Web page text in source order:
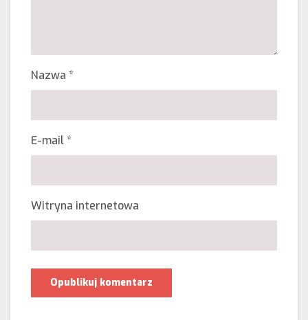
Nazwa *
E-mail*
Witryna internetowa